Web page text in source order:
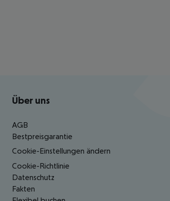
Footer navigation
Über uns
AGB
Bestpreisgarantie
Cookie-Einstellungen ändern
Cookie-Richtlinie
Datenschutz
Fakten